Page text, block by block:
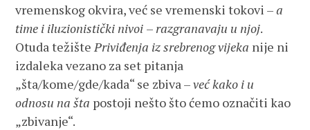
vremenskog okvira, već se vremenski tokovi –a
time i iluzionistički nivoi – razgranavaju u njoj.
Otuda težištePriviđenja iz srebrenog vijeka nije ni
izdaleka vezano za set pitanja
„šta/kome/gde/kada“ se zbiva –već kako i u
odnosu na šta postoji nešto što ćemo označiti kao
„zbivanje“.